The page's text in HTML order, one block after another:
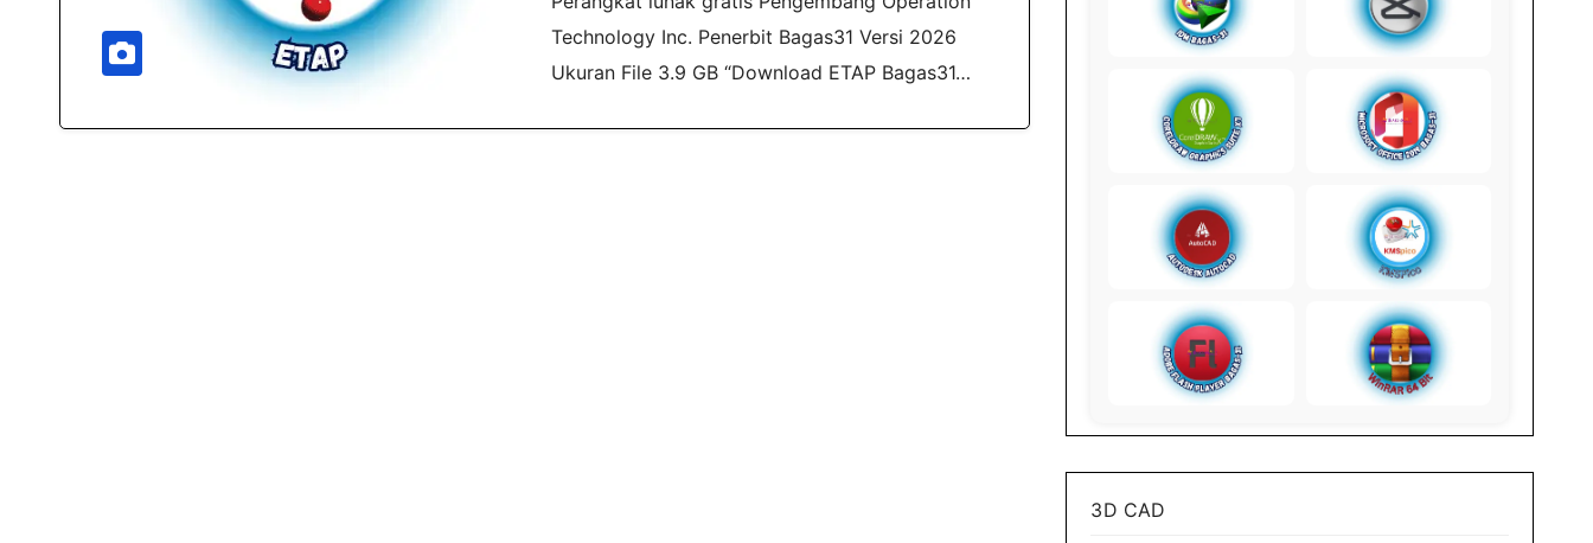
Technology Inc. Penerbit Bagas31 Versi 2026
Ukuran File 3.9 GB “Download ETAP Bagas31…
3D CAD